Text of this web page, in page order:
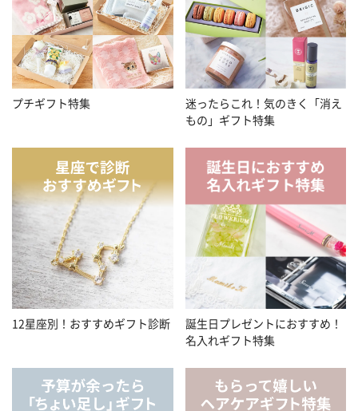
プチギフト特集
迷ったらこれ！気のきく「消え
もの」ギフト特集
12星座別！おすすめギフト診断
誕生日プレゼントにおすすめ！
名入れギフト特集